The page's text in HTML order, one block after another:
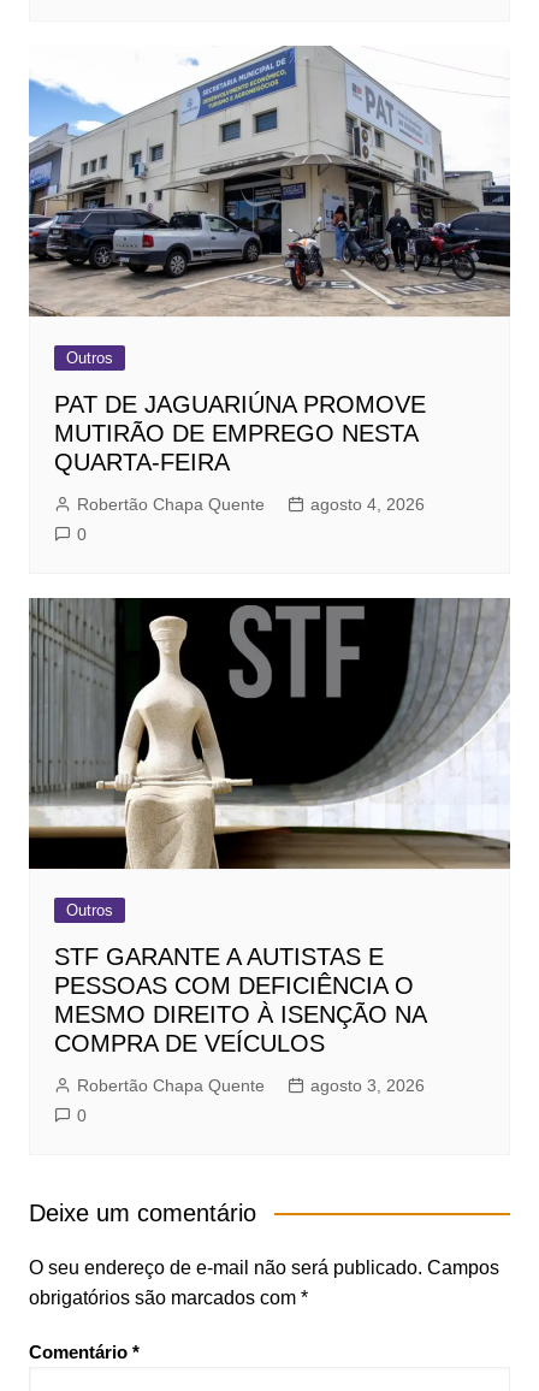
Outros
PAT DE JAGUARIÚNA PROMOVE
MUTIRÃO DE EMPREGO NESTA
QUARTA-FEIRA
Robertão Chapa Quente
agosto 4, 2026
0
Outros
STF GARANTE A AUTISTAS E
PESSOAS COM DEFICIÊNCIA O
MESMO DIREITO À ISENÇÃO NA
COMPRA DE VEÍCULOS
Robertão Chapa Quente
agosto 3, 2026
0
Deixe um comentário
O seu endereço de e-mail não será publicado. Campos
obrigatórios são marcados com *
Comentário *